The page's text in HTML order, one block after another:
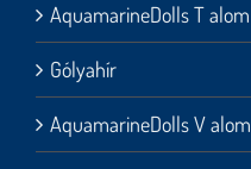
AquamarineDolls T alom
Gólyahír
AquamarineDolls V alom